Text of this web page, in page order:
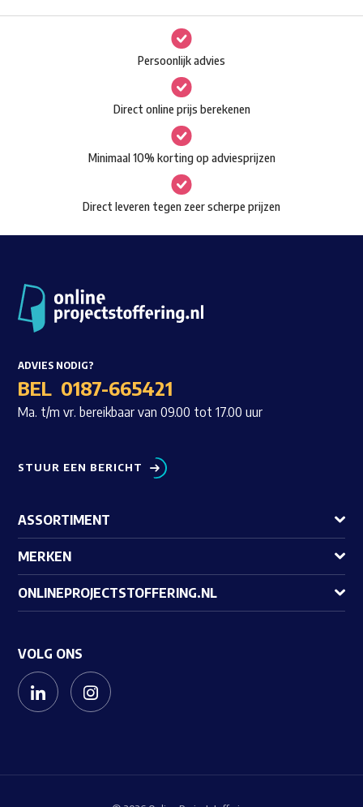
Waar ben je naar op zoek?
Deze
optie
kan
gekozen
worden
op
de
productpagina
Persoonlijk advies
Direct online prijs berekenen
Minimaal 10% korting op adviesprijzen
Direct leveren tegen zeer scherpe prijzen
ADVIES NODIG?
BEL 0187-665421
Ma. t/m vr. bereikbaar van 09.00 tot 17.00 uur
STUUR EEN BERICHT
ASSORTIMENT
MERKEN
ONLINEPROJECTSTOFFERING.NL
VOLG ONS